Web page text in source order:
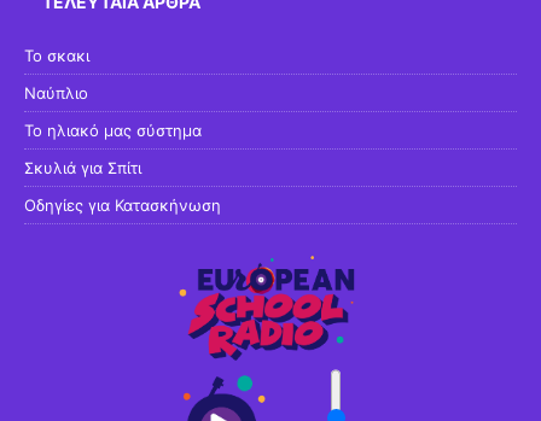
Το σκακι
Ναύπλιο
Το ηλιακό μας σύστημα
Σκυλιά για Σπίτι
Οδηγίες για Κατασκήνωση